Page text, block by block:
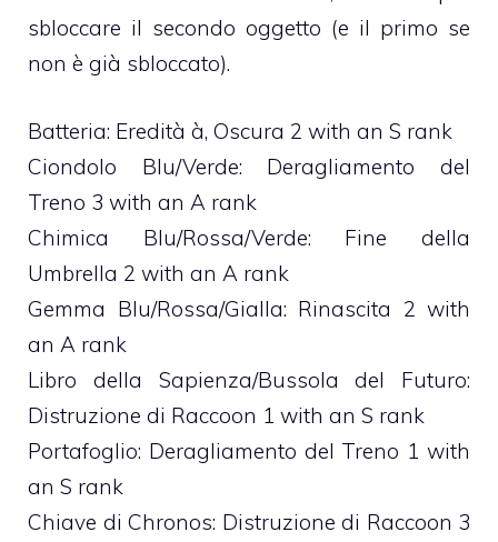
sbloccare il secondo oggetto (e il primo se
non è già sbloccato).
Batteria: Eredità à‚ Oscura 2 with an S rank
Ciondolo Blu/Verde: Deragliamento del
Treno 3 with an A rank
Chimica Blu/Rossa/Verde: Fine della
Umbrella 2 with an A rank
Gemma Blu/Rossa/Gialla: Rinascita 2 with
an A rank
Libro della Sapienza/Bussola del Futuro:
Distruzione di Raccoon 1 with an S rank
Portafoglio: Deragliamento del Treno 1 with
an S rank
Chiave di Chronos: Distruzione di Raccoon 3